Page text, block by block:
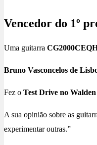
Vencedor do 1º
Uma guitarra
Bruno Vasconcelos de
Fez o Test Drive no
A sua opinião sobre as
experimentar outras.”